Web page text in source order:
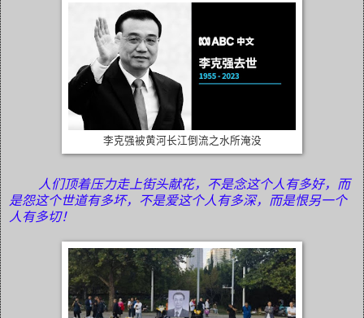
李克强被黄河长江倒流之水所淹没
人们顶着压力走上街头献花，不是念这个人有多好，而
是怨这个世道有多坏，不是爱这个人有多深，而是恨另一个
人有多切！